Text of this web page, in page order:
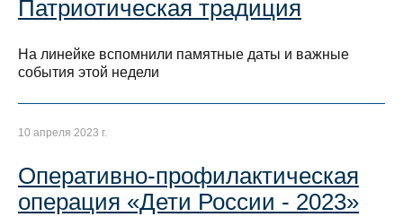
Патриотическая традиция
На линейке вспомнили памятные даты и важные
события этой недели
10 апреля 2023 г.
Оперативно-профилактическая
операция «Дети России - 2023»